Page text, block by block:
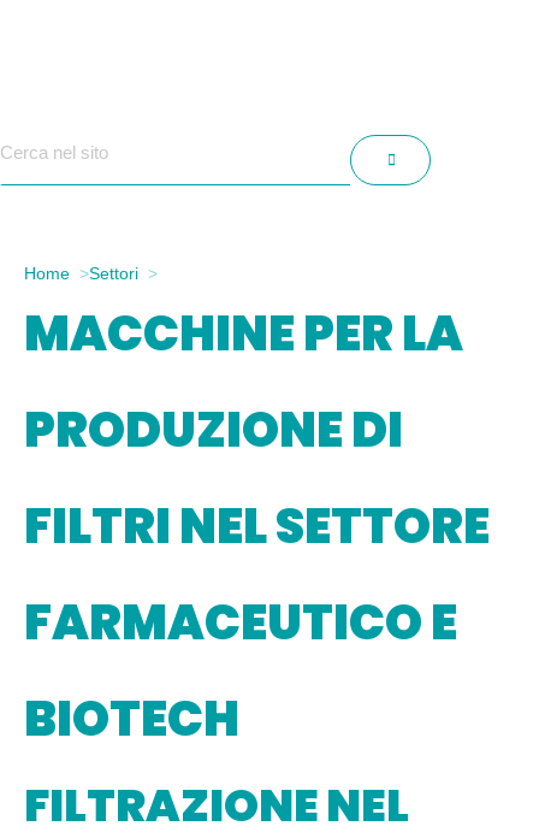
Home Settori
MACCHINE PER LA
PRODUZIONE DI
FILTRI NEL SETTORE
FARMACEUTICO E
BIOTECH
FILTRAZIONE NEL